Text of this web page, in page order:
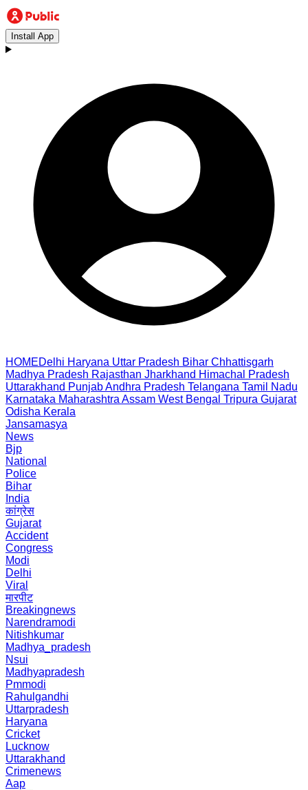
Install App
HOMEDelhi Haryana Uttar Pradesh Bihar Chhattisgarh
Madhya Pradesh Rajasthan Jharkhand Himachal Pradesh
Uttarakhand PunjabAndhra Pradesh Telangana Tamil Nadu
Karnataka Maharashtra Assam West Bengal Tripura Gujarat
Odisha Kerala
Jansamasya
News
Bjp
National
Police
Bihar
India
कांग्रेस
Gujarat
Accident
Congress
Modi
Delhi
Viral
मारपीट
Breakingnews
Narendramodi
Nitishkumar
Madhya_pradesh
Nsui
Madhyapradesh
Pmmodi
Rahulgandhi
Uttarpradesh
Haryana
Cricket
Lucknow
Uttarakhand
Crimenews
Aap